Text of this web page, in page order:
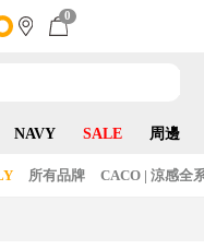
0
NAVY SALE 周邊
所有品牌 CACO | 涼感全